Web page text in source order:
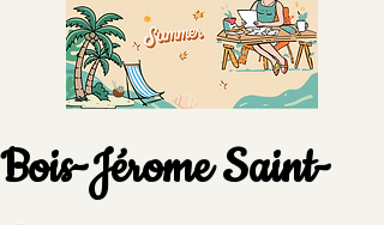
Bois-Jérome Saint-